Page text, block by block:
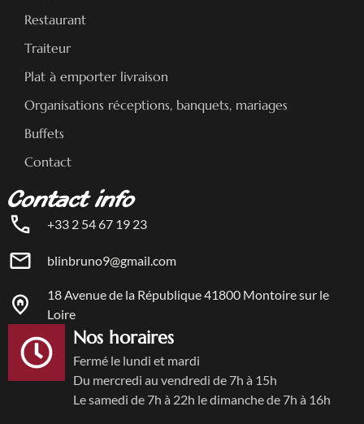
Restaurant
Traiteur
Plat à emporter livraison
Organisations réceptions, banquets, mariages
Buffets
Contact
Contact info
+33 2 54 67 19 23
blinbruno9@gmail.com
18 Avenue de la République 41800 Montoire sur le
Loire
Nos horaires
Fermé le lundi et mardi
Du mercredi au vendredi de 7h à 15h
Le samedi de 7h à 22h le dimanche de 7h à 16h